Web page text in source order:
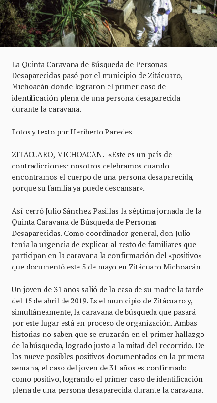
La Quinta Caravana de Búsqueda de Personas
Desaparecidas pasó por el municipio de Zitácuaro,
Michoacán donde lograron el primer caso de
identificación plena de una persona desaparecida
durante la caravana.
Fotos y texto por Heriberto Paredes
ZITÁCUARO, MICHOACÁN.- «Este es un país de
contradicciones: nosotros celebramos cuando
encontramos el cuerpo de una persona desaparecida,
porque su familia ya puede descansar».
Así cerró Julio Sánchez Pasillas la séptima jornada de la
Quinta Caravana de Búsqueda de Personas
Desaparecidas. Como coordinador general, don Julio
tenía la urgencia de explicar al resto de familiares que
participan en la caravana la confirmación del «positivo»
que documentó este 5 de mayo en Zitácuaro Michoacán.
Un joven de 31 años salió de la casa de su madre la tarde
del 15 de abril de 2019. Es el municipio de Zitácuaro y,
simultáneamente, la caravana de búsqueda que pasará
por este lugar está en proceso de organización. Ambas
historias no saben que se cruzarán en el primer hallazgo
de la búsqueda, logrado justo a la mitad del recorrido. De
los nueve posibles positivos documentados en la primera
semana, el caso del joven de 31 años es confirmado
como positivo, logrando el primer caso de identificación
plena de una persona desaparecida durante la caravana.